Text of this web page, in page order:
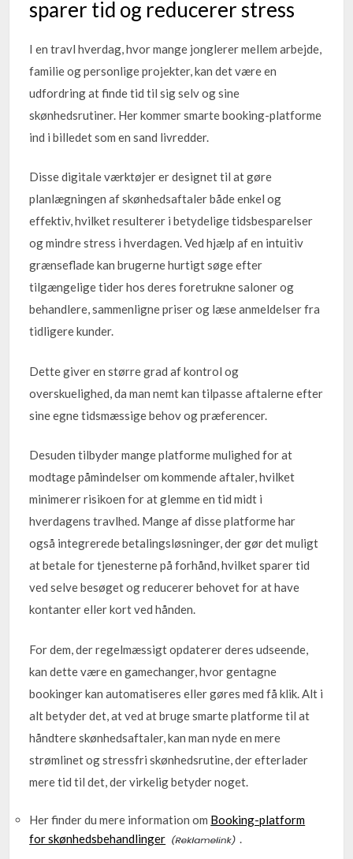
sparer tid og reducerer stress
I en travl hverdag, hvor mange jonglerer mellem arbejde,
familie og personlige projekter, kan det være en
udfordring at finde tid til sig selv og sine
skønhedsrutiner. Her kommer smarte booking-platforme
ind i billedet som en sand livredder.
Disse digitale værktøjer er designet til at gøre
planlægningen af skønhedsaftaler både enkel og
effektiv, hvilket resulterer i betydelige tidsbesparelser
og mindre stress i hverdagen. Ved hjælp af en intuitiv
grænseflade kan brugerne hurtigt søge efter
tilgængelige tider hos deres foretrukne saloner og
behandlere, sammenligne priser og læse anmeldelser fra
tidligere kunder.
Dette giver en større grad af kontrol og
overskuelighed, da man nemt kan tilpasse aftalerne efter
sine egne tidsmæssige behov og præferencer.
Desuden tilbyder mange platforme mulighed for at
modtage påmindelser om kommende aftaler, hvilket
minimerer risikoen for at glemme en tid midt i
hverdagens travlhed. Mange af disse platforme har
også integrerede betalingsløsninger, der gør det muligt
at betale for tjenesterne på forhånd, hvilket sparer tid
ved selve besøget og reducerer behovet for at have
kontanter eller kort ved hånden.
For dem, der regelmæssigt opdaterer deres udseende,
kan dette være en gamechanger, hvor gentagne
bookinger kan automatiseres eller gøres med få klik. Alt i
alt betyder det, at ved at bruge smarte platforme til at
håndtere skønhedsaftaler, kan man nyde en mere
strømlinet og stressfri skønhedsrutine, der efterlader
mere tid til det, der virkelig betyder noget.
Her finder du mere information om Booking-platform
for skønhedsbehandlinger
.